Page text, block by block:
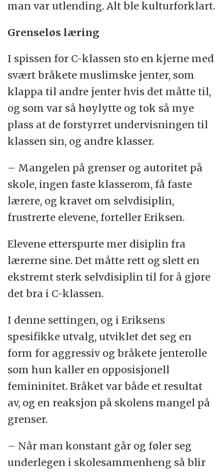
man var utlending. Alt ble kulturforklart.
Grenseløs læring
I spissen for C-klassen sto en kjerne med
svært bråkete muslimske jenter, som
klappa til andre jenter hvis det måtte til,
og som var så høylytte og tok så mye
plass at de forstyrret undervisningen til
klassen sin, og andre klasser.
– Mangelen på grenser og autoritet på
skole, ingen faste klasserom, få faste
lærere, og kravet om selvdisiplin,
frustrerte elevene, forteller Eriksen.
Elevene etterspurte mer disiplin fra
lærerne sine. Det måtte rett og slett en
ekstremt sterk selvdisiplin til for å gjøre
det bra i C-klassen.
I denne settingen, og i Eriksens
spesifikke utvalg, utviklet det seg en
form for aggressiv og bråkete jenterolle
som hun kaller en opposisjonell
femininitet. Bråket var både et resultat
av, og en reaksjon på skolens mangel på
grenser.
– Når man konstant går og føler seg
underlegen i skolesammenheng så blir